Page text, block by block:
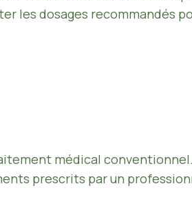
les dosages recommandés
médical
prescrits par un